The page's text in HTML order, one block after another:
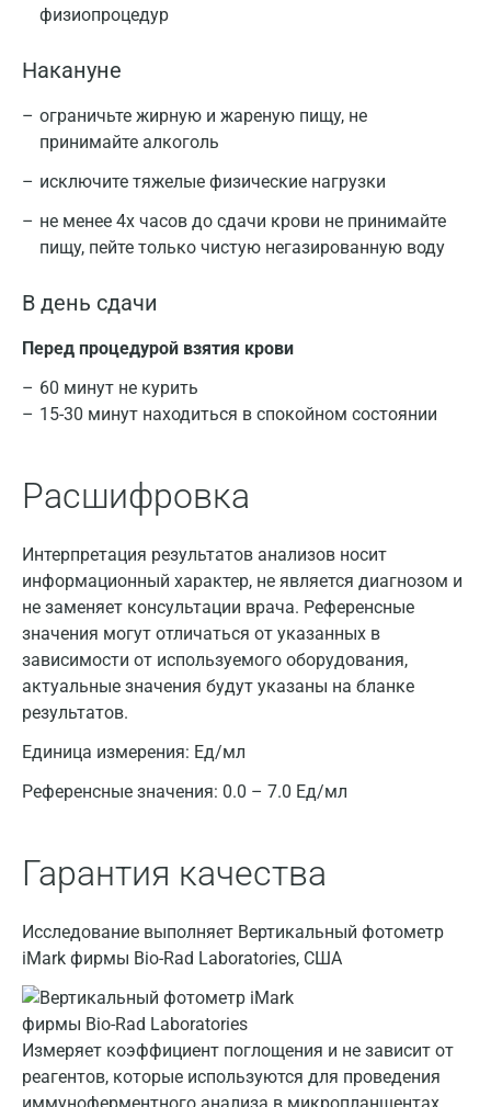
физиопроцедур
Накануне
ограничьте жирную и жареную пищу, не
принимайте алкоголь
исключите тяжелые физические нагрузки
не менее 4х часов до сдачи крови не принимайте
пищу, пейте только чистую негазированную воду
В день сдачи
Перед процедурой взятия крови
60 минут не курить
15-30 минут находиться в спокойном состоянии
Расшифровка
Интерпретация результатов анализов носит
информационный характер, не является диагнозом и
не заменяет консультации врача. Референсные
значения могут отличаться от указанных в
зависимости от используемого оборудования,
актуальные значения будут указаны на бланке
результатов.
Единица измерения: Ед/мл
Референсные значения: 0.0 – 7.0 Ед/мл
Гарантия качества
Исследование выполняет Вертикальный фотометр
iMark фирмы Bio-Rad Laboratories, США
Измеряет коэффициент поглощения и не зависит от
реагентов, которые используются для проведения
Москва
Санкт-Петербург
Казань
Альметьевск
Армавир
Астрахань